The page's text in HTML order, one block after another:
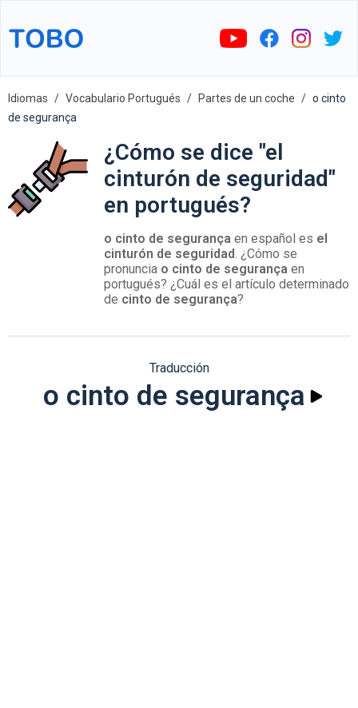
Idiomas Vocabulario Portugués Partes de un coche
o cinto
de segurança
¿Cómo se dice "el
cinturón de seguridad"
en portugués?
o cinto de segurança en español es el
cinturón de seguridad. ¿Cómo se
pronuncia o cinto de segurança en
portugués? ¿Cuál es el artículo determinado
de cinto de segurança?
Traducción
o cinto de segurança